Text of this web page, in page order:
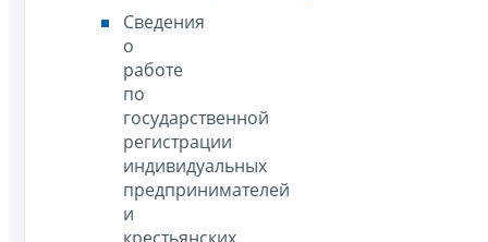
Сведения
о
работе
по
государственной
регистрации
индивидуальных
предпринимателей
и